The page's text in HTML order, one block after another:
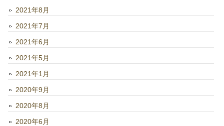
2021年8月
2021年7月
2021年6月
2021年5月
2021年1月
2020年9月
2020年8月
2020年6月